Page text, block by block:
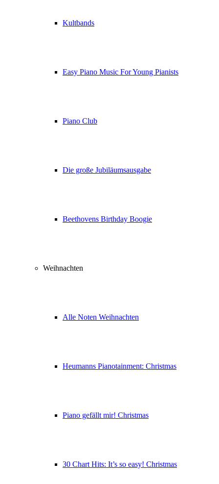
Kultbands
Easy Piano Music For Young Pianists
Piano Club
Die große Jubiläumsausgabe
Beethovens Birthday Boogie
Weihnachten
Alle Noten Weihnachten
Heumanns Pianotainment: Christmas
Piano gefällt mir! Christmas
30 Chart Hits: It’s so easy! Christmas